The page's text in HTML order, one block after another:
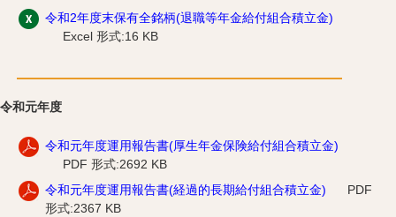
令和2年度末保有全銘柄(退職等年金給付組合積立金)
Excel 形式:16 KB
令和元年度
令和元年度運用報告書(厚生年金保険給付組合積立金)
PDF 形式:2692 KB
令和元年度運用報告書(経過的長期給付組合積立金)
PDF
形式:2367 KB